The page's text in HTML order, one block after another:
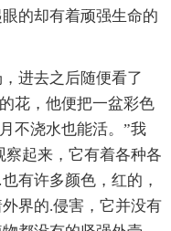
的却有着顽强生命的
进去之后随便看了
花，他便把一盆彩色
不浇水也能活。”我
察起来，它有着各种各
有许多颜色，红的，
界的.侵害，它并没有